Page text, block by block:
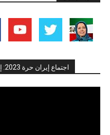
اجتماع إيران حرة 2023: إلى الأمام نحو جمهورية ديمقراطية